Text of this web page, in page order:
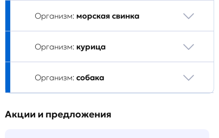
Организм: морская свинка
Организм: курица
Организм: собака
Акции и предложения